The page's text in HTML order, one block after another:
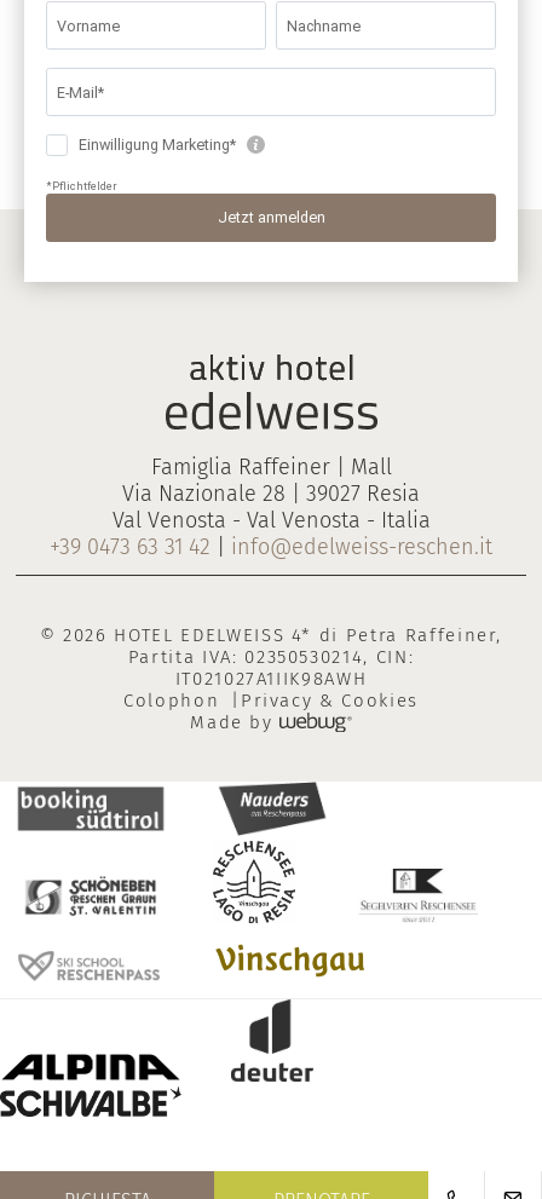
Famiglia Raffeiner | Mall
Via Nazionale 28 | 39027 Resia
Val Venosta - Val Venosta - Italia
+39 0473 63 31 42
info@edelweiss-reschen.it
© 2026 HOTEL EDELWEISS 4* di Petra Raffeiner,
Partita IVA: 02350530214, CIN:
IT021027A1IIK98AWH
Colophon
Privacy & Cookies
Made by